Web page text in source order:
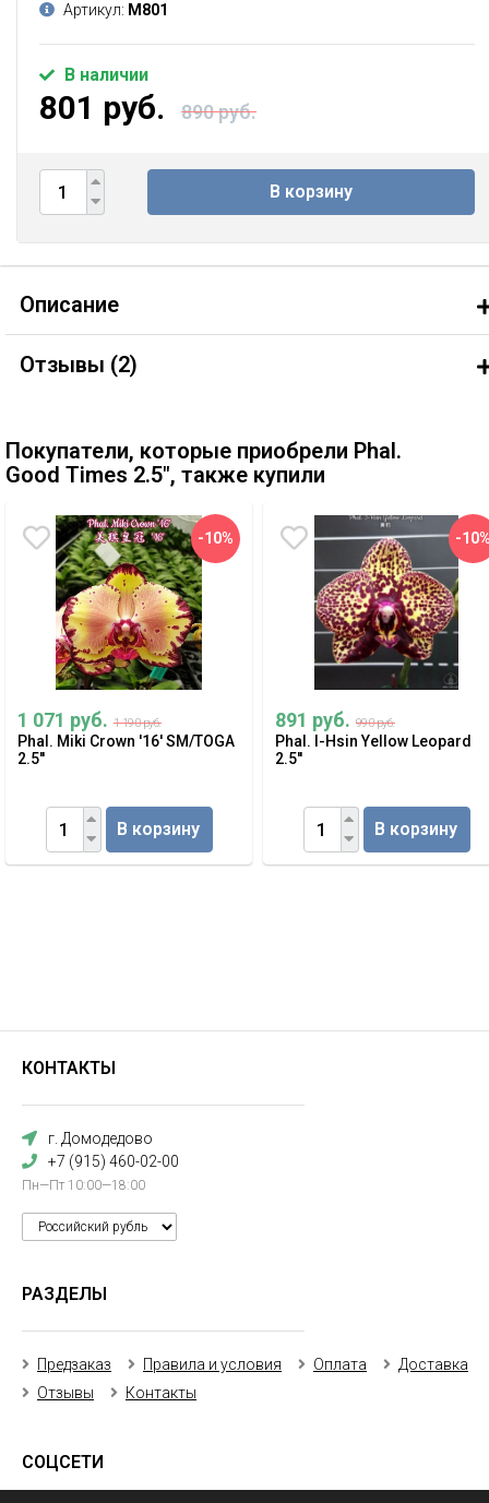
Артикул: М801
В наличии
801 руб. 890 руб.
В корзину
Описание
Отзывы (2)
Покупатели, которые приобрели Phal.
Good Times 2.5", также купили
-10%
1 071 руб. 1 190 руб.
Phal. Miki Crown '16' SM/TOGA
2.5''
В корзину
-
891 руб. 990 руб.
Phal. I-Hsin Yellow Leopard
2.5''
В корзину
КОНТАКТЫ
г. Домодедово
+7 (915) 460-02-00
Пн—Пт 10:00—18:00
РАЗДЕЛЫ
Предзаказ Правила и условия Оплата
Доставка
Отзывы
Контакты
СОЦСЕТИ